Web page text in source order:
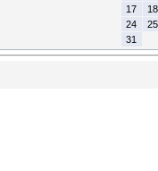
17
18
24
25
31